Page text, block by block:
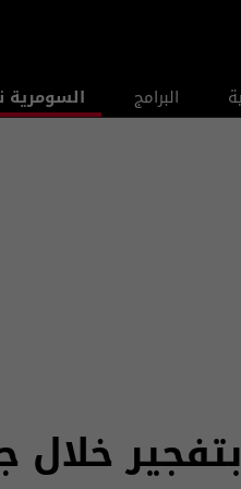
البرامج السومرية
خلال